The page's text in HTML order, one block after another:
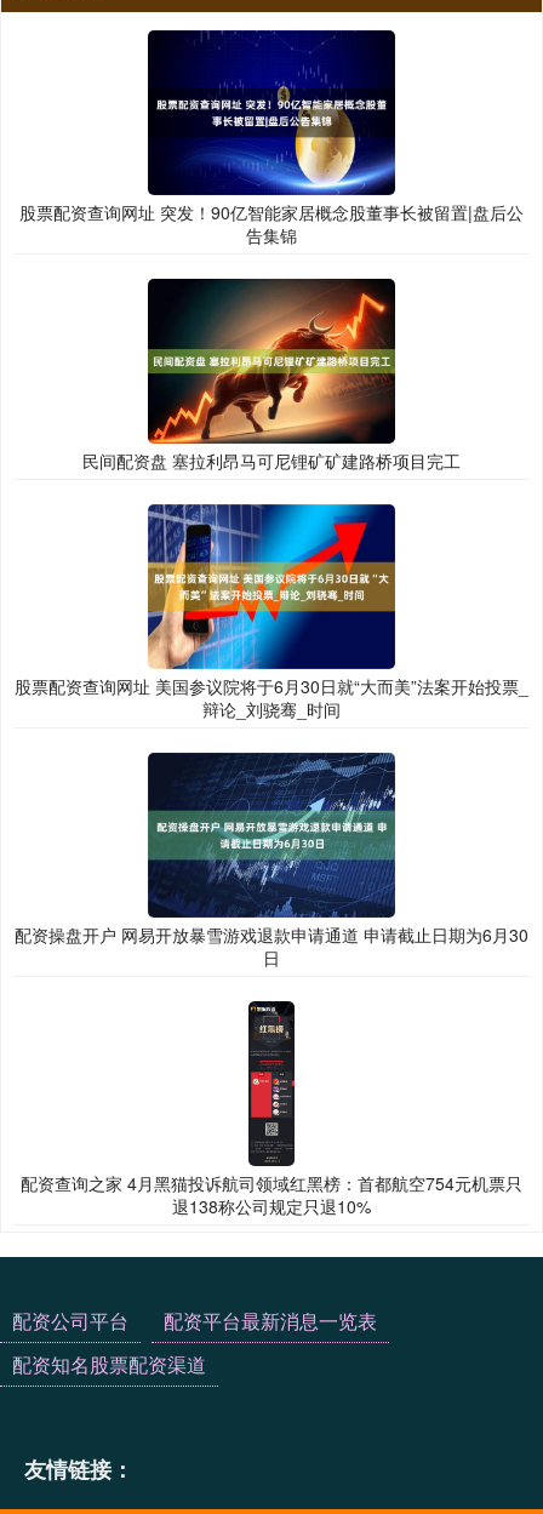
股票配资查询网址 突发！90亿智能家居概念股董事长被留置|盘后公
告集锦
民间配资盘 塞拉利昂马可尼锂矿矿建路桥项目完工
股票配资查询网址 美国参议院将于6月30日就“大而美”法案开始投票_
辩论_刘骁骞_时间
配资操盘开户 网易开放暴雪游戏退款申请通道 申请截止日期为6月30
日
配资查询之家 4月黑猫投诉航司领域红黑榜：首都航空754元机票只
退138称公司规定只退10%
配资公司平台
配资平台最新消息一览表
配资知名股票配资渠道
友情链接：